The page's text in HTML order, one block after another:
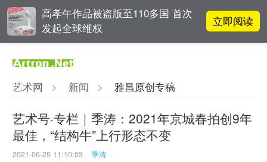
高孝午作品被盗版至110多国 首次
发起全球维权
立即阅读
破界与归真
张瀚文：以物质媒介具象化精神世
界
吕晓：北京画院两个中心十年 跨学
科带来齐白石研究新突破
艺术网 > 新闻 > 雅昌原创专稿
艺术号·专栏｜季涛：2021年京城春拍创9年
最佳，“结构牛”上行形态不变
2021-06-25 11:10:03 季涛